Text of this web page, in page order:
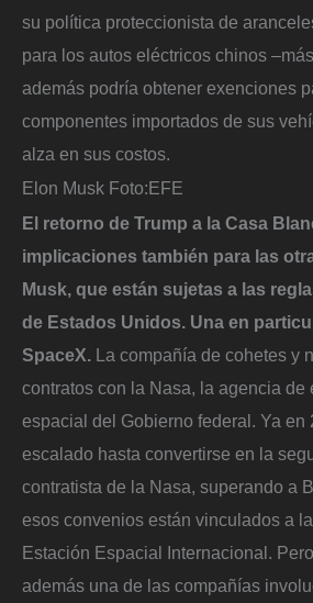
su política proteccionista de
para los autos eléctricos chinos
además podría obtener exenciones
componentes importados de sus
alza en sus costos.
Elon Musk Foto:EFE
El retorno de Trump a la Casa
implicaciones también para las
Musk, que están sujetas a las
de Estados Unidos. Una en
SpaceX. La compañía de cohetes y
contratos con la Nasa, la agencia de
espacial del Gobierno federal. Ya en
escalado hasta convertirse en la
contratista de la Nasa, superando a
esos convenios están vinculados a
Estación Espacial Internacional.
además una de las compañías